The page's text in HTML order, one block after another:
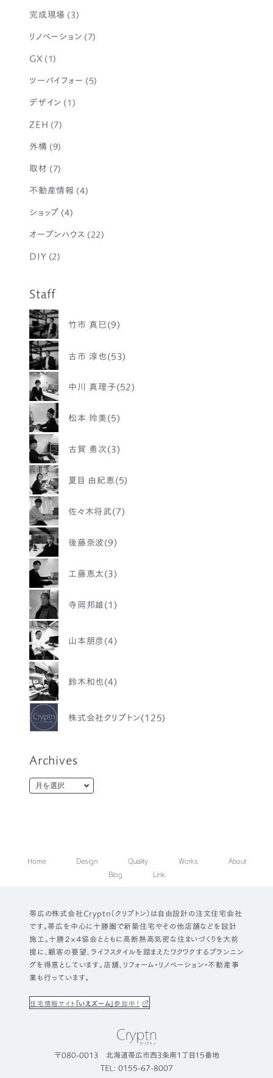
完成現場 (3)
リノベーション (7)
GX (1)
ツーバイフォー (5)
デザイン (1)
ZEH (7)
外構 (9)
取材 (7)
不動産情報 (4)
ショップ (4)
オープンハウス (22)
DIY (2)
Staff
竹市 真巳(9)
古市 淳也(53)
中川 真理子(52)
松本 玲美(5)
古賀 勇次(3)
夏目 由紀恵(5)
佐々木将武(7)
後藤奈波(9)
工藤恵太(3)
寺岡邦雄(1)
山本朋彦(4)
鈴木和也(4)
株式会社クリプトン(125)
Archives
Home Design Quality Works
About
Blog
Link
帯広の株式会社Cryptn（クリプトン）は自由設計の注文住宅会社
です。帯広を中心に十勝圏で新築住宅やその他店舗などを設計
施工。十勝２×４協会とともに高断熱高気密な住まいづくりを大前
提に、顧客の要望、ライフスタイルを踏まえたワクワクするプランニン
グを得意としています。店舗、リフォーム・リノベーション・不動産事
業も行っています。
住宅情報サイト「いえズーム」参加中！
〒080-0013 北海道帯広市西3条南1丁目15番地
TEL: 0155-67-8007